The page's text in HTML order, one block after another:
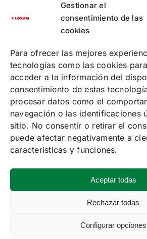
Gestionar el
consentimiento de las
cookies
Para ofrecer las mejores
tecnologías como las cookies
acceder a la información del
consentimiento de estas
procesar datos como el
navegación o las identificaciones
sitio. No consentir o retirar el
puede afectar negativamente a
características y funciones.
Aceptar todas
Rechazar todas
Configurar opciones
PUNTOS DE RECOGIDA
CONTACTA
Política de cookies
Política de privacidad
Condiciones de contratación online
SOLUCIONES
ALQUILER DE MAQUINARIA
FORMACIÓN
SUMINISTRO DE ENERGÍA
EVENTOS
MAQUINARIA DE SEGUNDA MANO